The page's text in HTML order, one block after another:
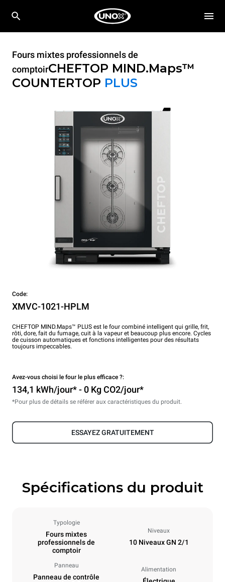
Fours mixtes professionnels de
comptoirCHEFTOP MIND.Maps™
COUNTERTOP PLUS
Code:
XMVC-1021-HPLM
CHEFTOP MIND.Maps™ PLUS est le four combiné intelligent qui grille, frit,
rôti, dore, fait du fumage, cuit à la vapeur et beaucoup plus encore. Cycles
de cuisson automatiques et fonctions intelligentes pour des résultats
toujours impeccables.
Avez-vous choisi le four le plus efficace ?:
134,1 kWh/jour* - 0 Kg CO2/jour*
*Pour plus de détails se référer aux caractéristiques du produit.
ESSAYEZ GRATUITEMENT
Spécifications du produit
Typologie
Fours mixtes
professionnels de
comptoir
Niveaux
10 Niveaux GN 2/1
Panneau
Panneau de contrôle
Alimentation